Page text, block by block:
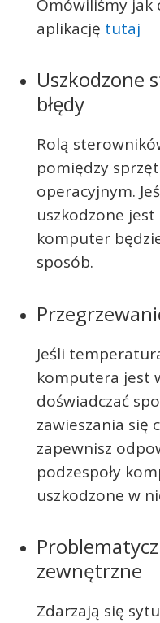
Omówiliśmy jak
aplikację tutaj
Uszkodzone
błędy
Rolą
pomiędzy
operacyjnym.
uszkodzone jest
komputer
sposób.
Jeśli
komputera jest
doświadczać
zawieszania się
zapewnisz
podzespoły
uszkodzone w
zewnętrzne
Zdarzają się